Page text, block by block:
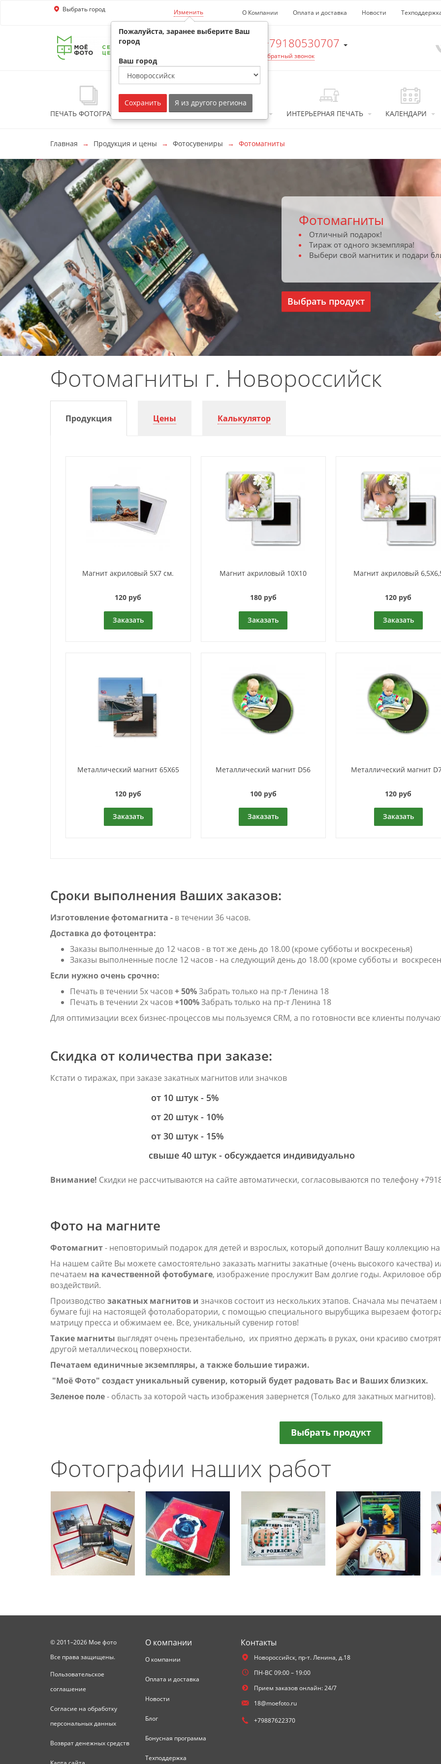
Перейти к основной информации
Выбрать город Изменить О Компании Оплата и доставка Новости
+79180530707
Обратный звонок
ПЕЧАТЬ ФОТОГРАФИЙ ФОТОКНИГИ ФОТОСУВЕНИРЫ ИНТЕРЬЕРНАЯ ПЕЧАТЬ КАЛЕНДАРИ
Главная Продукция и цены Фотосувениры Фотомагниты
Фотомагниты
Отличный подарок!
Тираж от одного экземпляра!
Выбери свой магнитик и подари
Выбрать продукт
Фотомагниты г. Новороссийск
Продукция Цены Калькулятор
Магнит акриловый 5Х7 см.
120 руб
Заказать
Магнит акриловый 10Х10
180 руб
Заказать
Магнит акриловый
120 руб
Заказать
Металлический магнит 65Х65
120 руб
Заказать
Металлический магнит D56
100 руб
Заказать
Металлический магнит
120 руб
Заказать
Сроки выполнения Ваших заказов:
Изготовление фотомагнита - в течении 36 часов.
Доставка до фотоцентра:
Заказы выполненные до 12 часов - в тот же день до 18.00 (кроме субботы и воскресенья)
Заказы выполненные после 12 часов - на следующий день до 18.00 (кроме субботы и
Если нужно очень срочно:
Печать в течении 5х часов+ 50%Забрать только на пр-т Ленина 18
Печать в течении 2х часов+100%Забрать только на пр-т Ленина 18
Для оптимизации всех бизнес-процессов мы пользуемся CRM, а по готовности все клиенты
Скидка от количества при заказе:
Кстати о тиражах, при заказе закатных магнитов или значков
от 10 штук - 5%
от 20 штук - 10%
от 30 штук - 15%
свыше 40 штук - обсуждается
Внимание! Скидки не рассчитываются на сайте автоматически, согласовываются по телефону
Фото на магните
Фотомагнит- неповторимый подарок для детей и взрослых, который дополнит Вашу коллекцию
На нашем сайте Вы можете самостоятельно заказать магниты закатные (очень высокого качества)
печатаем на качественной фотобумаге, изображение прослужит Вам долгие годы. Акриловое
воздействий.
Производство закатных магнитов и значков состоит из нескольких этапов. Сначала мы
бумаге fuji на настоящей фотолаборатории, с помощью специального вырубщика вырезаем
матрицу пресса и обжимаем ее. Все, уникальный сувенир готов!
Такие магниты выглядят очень презентабельно, их приятно держать в руках, они красиво
другой металлическоц поверхности.
Печатаем единичные экземпляры, а также большие тиражи.
"Моё Фото" создаст уникальный сувенир, который будет радовать Вас и Ваших близких.
Зеленое поле- область за которой часть изображения завернется (Только для закатных магнитов).
Выбрать продукт
Фотографии наших работ
© 2011–2026 Мое фото
Все права защищены.
Пользовательское
соглашение
Согласие на обработку
персональных данных
Возврат денежных средств
О компании
О компании
Оплата и доставка
Новости
Блог
Бонусная программа
Техподдержка
Контакты
Новороссийск, пр-т. Ленина, д.18
ПН-ВС 09:00 – 19:00
Прием заказов онлайн: 24/7
18@moefoto.ru
+79887622370
Пожалуйста, заранее выберите Ваш
город
Ваш город
Сохранить Я из другого региона